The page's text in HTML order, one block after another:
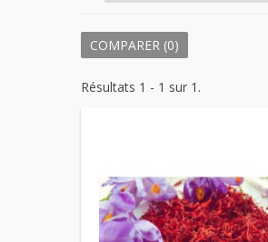
COMPARER (0)
Résultats 1 - 1 sur 1.